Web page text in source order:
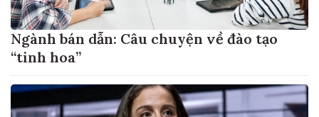
Ngành bán dẫn: Câu chuyện về đào tạo
“tinh hoa”